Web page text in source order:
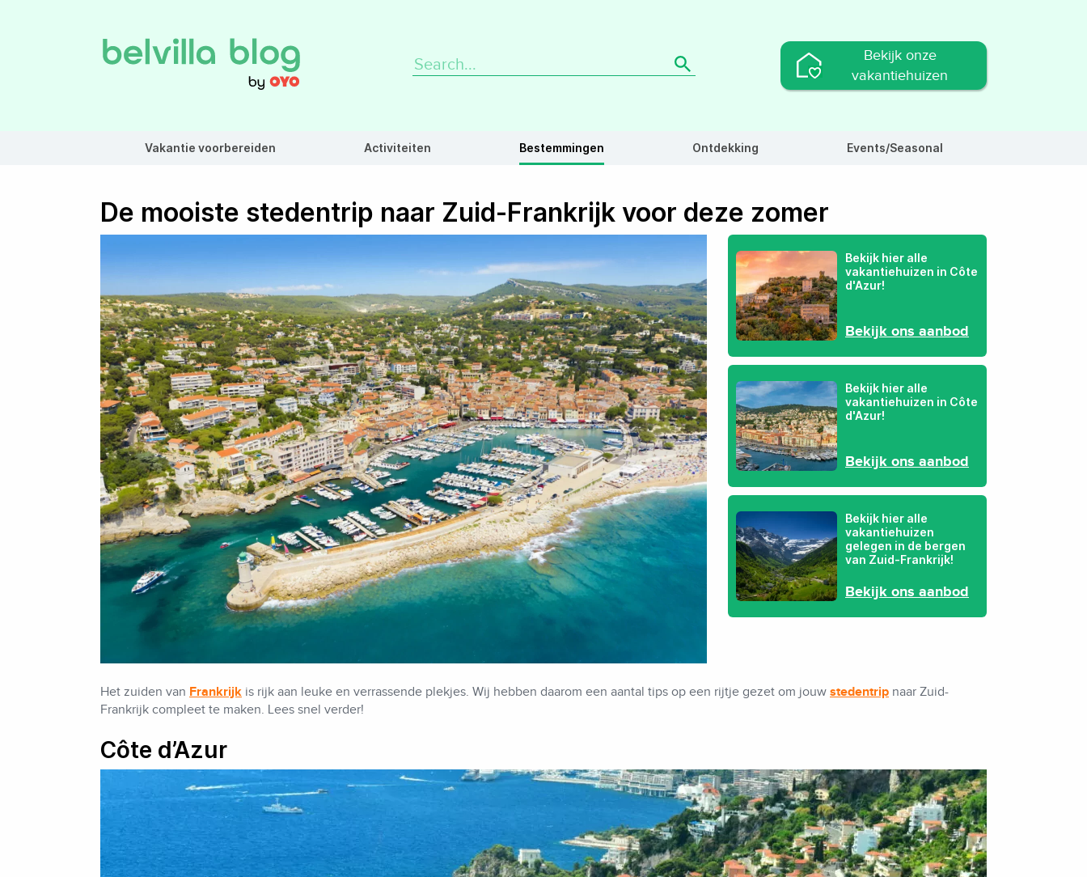
Search
for:
Bekijk onze
vakantiehuizen
Vakantie voorbereiden Activiteiten Bestemmingen Ontdekking Events/Seasonal
De mooiste stedentrip naar Zuid-Frankrijk voor deze zomer
Bekijk hier alle
vakantiehuizen in Côte
d'Azur!
Bekijk ons aanbod
Bekijk hier alle
vakantiehuizen in Côte
d'Azur!
Bekijk ons aanbod
Bekijk hier alle
vakantiehuizen
gelegen in de bergen
van Zuid-Frankrijk!
Bekijk ons aanbod
Het zuiden van Frankrijk is rijk aan leuke en verrassende plekjes. Wij hebben daarom een aantal tips op een rijtje gezet om jouw stedentrip naar Zuid-
Frankrijk compleet te maken. Lees snel verder!
Côte d’Azur